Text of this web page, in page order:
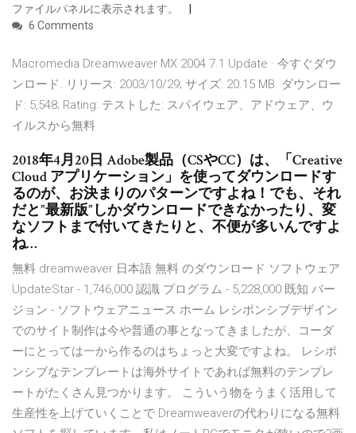
ファイルパネルに表示されます。
6 Comments
Macromedia Dreamweaver MX 2004 7.1 Update · 今すぐダウ
ンロード. リリース: 2003/10/29; サイズ: 20.15 MB. ダウンロー
ド: 5,548; Rating: テストした: スパイウェア、アドウェア、ウ
イルスから無料
2018年4月20日 Adobe製品（CSやCC）は、「Creative
Cloud アプリケーション」を使ってダウンロードす
るのが、お決まりのパターンですよね！でも、それ
だと”最新版”しかダウンロードできなかったり、変
なソフトまで付いてきたりと、不便が多いんですよ
ね…
無料 dreamweaver 日本語 無料 のダウンロード ソフトウェア
UpdateStar - 1,746,000 認識 プログラム - 5,228,000 既知 バー
ジョン - ソフトウェアニュース ホーム レシポンシブデザイン
でのサイト制作は今や普通の事となってきましたが、コーダ
ーにとっては一から作るのはちょっと大変ですよね。 レシポ
ンシブなテンプレートは海外サイトであれば無料のテンプレ
ートがたくさん見つかります。 こういう物をうまく活用して
生産性を上げていくことで Dreamweaverの代わりになる無料